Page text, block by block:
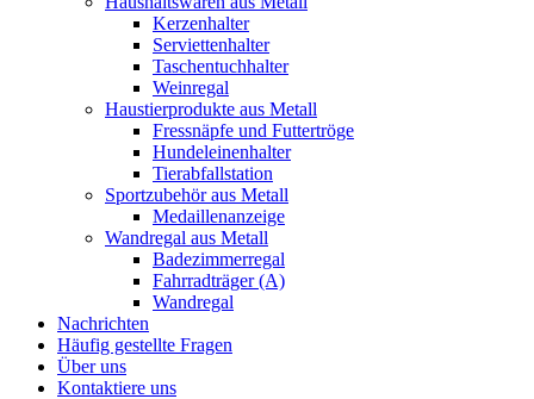
Kerzenhalter
Serviettenhalter
Taschentuchhalter
Weinregal
Haustierprodukte aus Metall
Fressnäpfe und Futtertröge
Hundeleinenhalter
Tierabfallstation
Sportzubehör aus Metall
Medaillenanzeige
Wandregal aus Metall
Badezimmerregal
Fahrradträger (A)
Wandregal
Nachrichten
Häufig gestellte Fragen
Über uns
Kontaktiere uns